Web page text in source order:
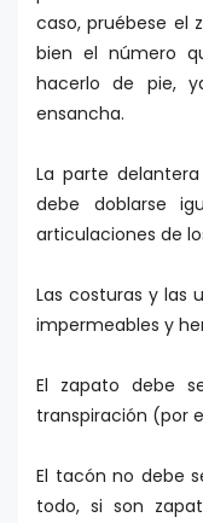
caso, pruébese el
bien el número
hacerlo de pie,
ensancha.
La parte
debe doblarse
articulaciones de
Las costuras y las
impermeables y
El zapato debe
transpiración (por
El tacón no debe
todo, si son